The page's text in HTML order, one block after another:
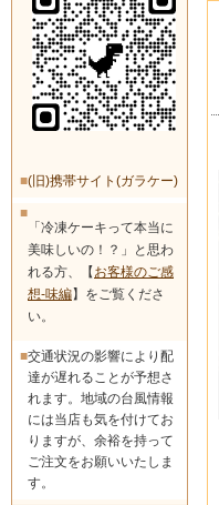
■(旧)携帯サイト(ガラケー)
■
「冷凍ケーキって本当に
美味しいの！？」と思わ
れる方、【 お客様のご感
想-味編】をご覧くださ
い。
■交通状況の影響により配
達が遅れることが予想さ
れます。地域の台風情報
には当店も気を付けてお
りますが、余裕を持って
ご注文をお願いいたしま
す。